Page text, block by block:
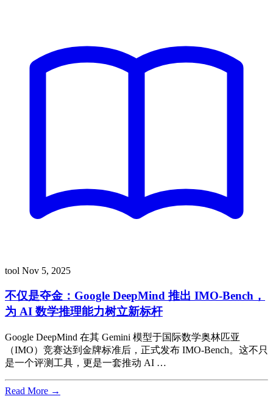
tool Nov 5, 2025
不仅是夺金：Google DeepMind 推出 IMO-Bench，
为 AI 数学推理能力树立新标杆
Google DeepMind 在其 Gemini 模型于国际数学奥林匹亚
（IMO）竞赛达到金牌标准后，正式发布 IMO-Bench。这不只
是一个评测工具，更是一套推动 AI …
Read More →